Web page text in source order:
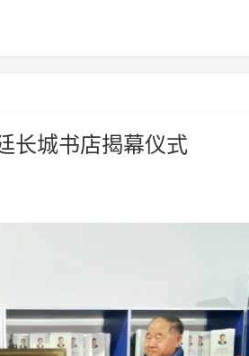
长城书店揭幕仪式